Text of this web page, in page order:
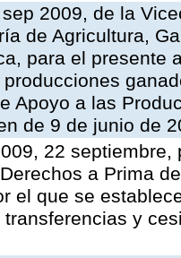
2009, de la
de Agricultura,
para el presente
Apoyo a las
de 9 de junio de
22
a Prima
el que se
y